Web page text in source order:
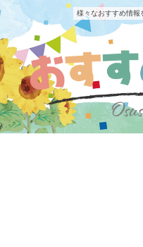
様々なおすすめ情報